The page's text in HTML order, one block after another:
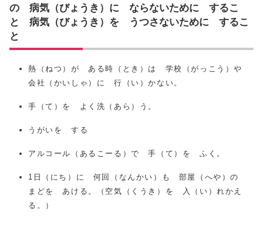
の 病気（びょうき）に ならないために するこ
と 病気（びょうき）を うつさないために するこ
と
熱（ねつ）が ある時（とき）は 学校（がっこう）や
会社（かいしゃ）に 行（い）かない。
手（て）を よく洗（あら）う。
うがいを する
アルコール（あるこーる）で 手（て）を ふく。
1日（にち）に 何回（なんかい）も 部屋（へや）の
まどを あける。（空気（くうき）を 入（い）れかえ
る。）